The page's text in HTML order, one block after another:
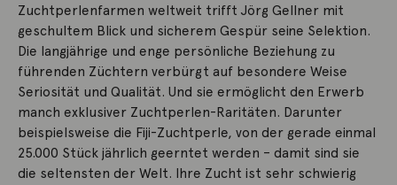
Zuchtperlenfarmen weltweit trifft Jörg Gellner mit
geschultem Blick und sicherem Gespür seine Selektion.
Die langjährige und enge persönliche Beziehung zu
führenden Züchtern verbürgt auf besondere Weise
Seriosität und Qualität. Und sie ermöglicht den Erwerb
manch exklusiver Zuchtperlen-Raritäten. Darunter
beispielsweise die Fiji-Zuchtperle, von der gerade einmal
25.000 Stück jährlich geerntet werden – damit sind sie
die seltensten der Welt. Ihre Zucht ist sehr schwierig